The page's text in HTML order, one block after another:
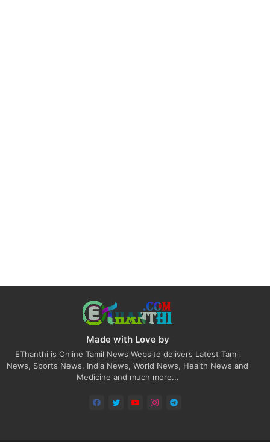
Made with Love by
EThanthi is Online Tamil News Website delivers Latest Tamil
News, Sports News, India News, World News, Health News and
Medicine and much more...